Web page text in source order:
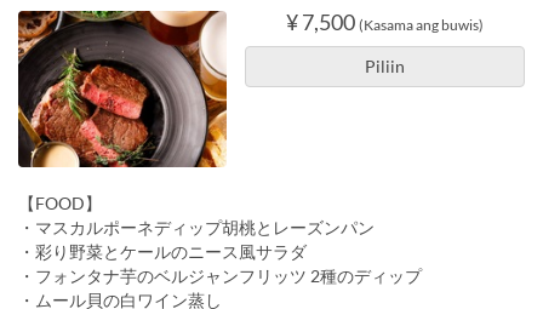
¥ 7,500 (Kasama ang buwis)
Piliin
【FOOD】
・マスカルポーネディップ胡桃とレーズンパン
・彩り野菜とケールのニース風サラダ
・フォンタナ芋のベルジャンフリッツ 2種のディップ
・ムール貝の白ワイン蒸し